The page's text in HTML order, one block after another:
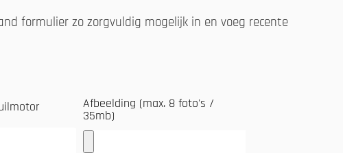
formulier zo zorgvuldig mogelijk in en voeg recente
Afbeelding (max. 8 foto's /
35mb)